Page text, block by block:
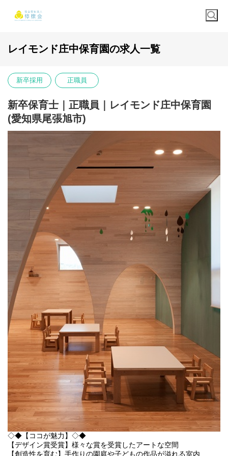
レイモンド庄中保育園の求人一覧
新卒採用 正職員
新卒保育士｜正職員｜レイモンド庄中保育園
(愛知県尾張旭市)
◇◆【ココが魅力】◇◆
【デザイン賞受賞】様々な賞を受賞したアートな空間
【創造性を育む】手作りの園庭や子どもの作品が溢れる室内